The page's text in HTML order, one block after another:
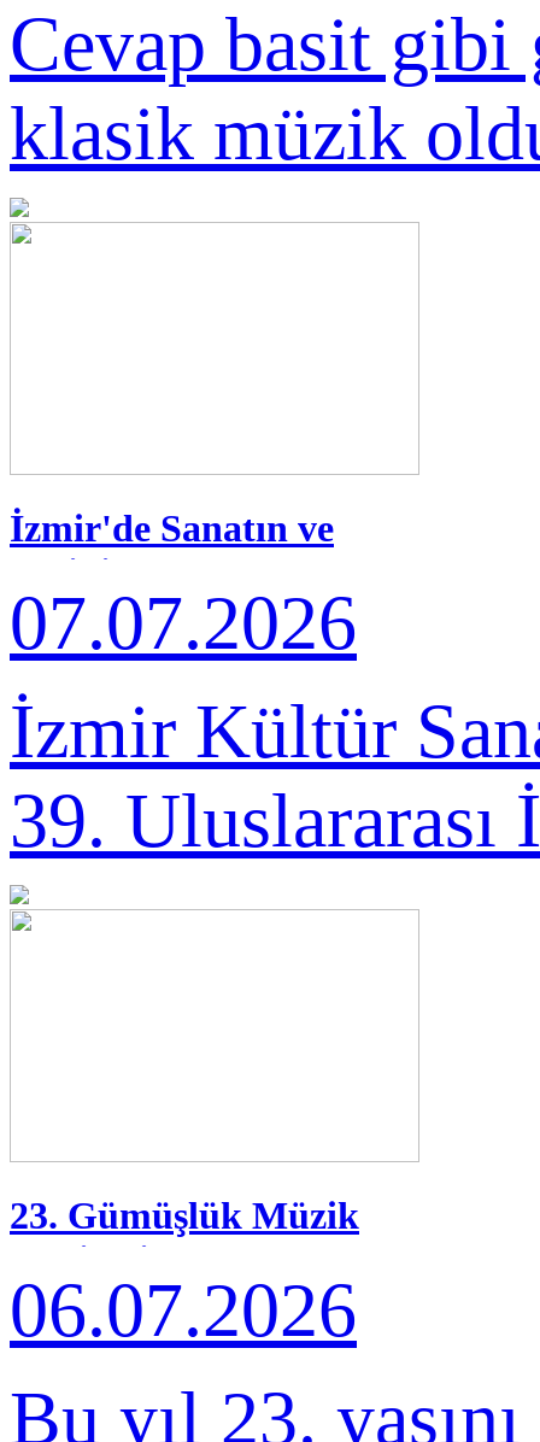
Cevap basit
klasik müzik
İzmir'de Sanatın ve
Tarihin Buluşması
07.07.2026
İzmir Kültür
39.
23. Gümüşlük Müzik
Festivali
06.07.2026
Bu yıl 23.